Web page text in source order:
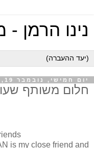
נינו הרמן
יום חמישי, נובמבר 19, 2015
חלום משותף
is my close friend and